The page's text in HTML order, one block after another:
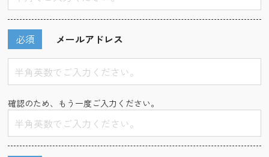
メールアドレス
必須
確認のため、もう一度ご入力ください。